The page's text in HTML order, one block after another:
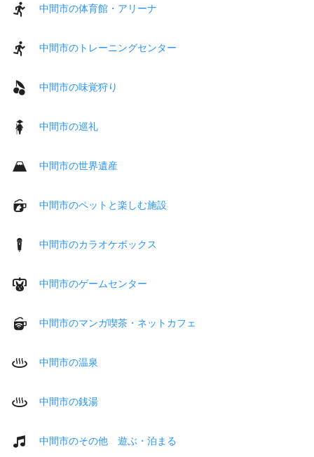
中間市の体育館・アリーナ
中間市のトレーニングセンター
中間市の味覚狩り
中間市の巡礼
中間市の世界遺産
中間市のペットと楽しむ施設
中間市のカラオケボックス
中間市のゲームセンター
中間市のマンガ喫茶・ネットカフェ
中間市の温泉
中間市の銭湯
中間市のその他 遊ぶ・泊まる